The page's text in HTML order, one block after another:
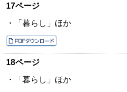
17ページ
・「暮らし」ほか
18ページ
・「暮らし」ほか